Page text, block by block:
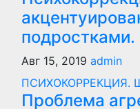
подростками.
Авг 15, 2019 admin
ПСИХОКОРРЕКЦИЯ.
Проблема